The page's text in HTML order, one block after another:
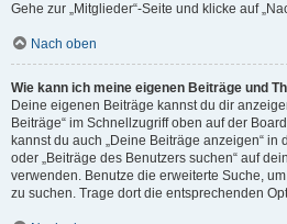
Gehe zur „Mitglieder“-Seite und klicke auf
Nach oben
Wie kann ich meine eigenen Beiträge und
Deine eigenen Beiträge kannst du dir
Beiträge“ im Schnellzugriff oben auf der
kannst du auch „Deine Beiträge anzeigen“
oder „Beiträge des Benutzers suchen“ auf
verwenden. Benutze die erweiterte Suche,
zu suchen. Trage dort die entsprechenden